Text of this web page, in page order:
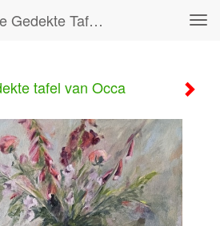
Margriet Kroeze - De Gedekte Tafel Van Occa
tafel van Occa